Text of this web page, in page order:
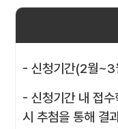
- 신청기간(2월~3
- 신청기간 내 접
시 추첨을 통해 결